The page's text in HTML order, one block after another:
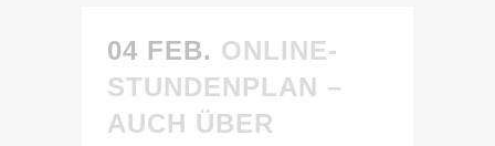
04 FEB. ONLINE-
STUNDENPLAN –
AUCH ÜBER